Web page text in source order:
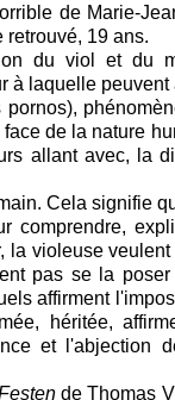
de Marie-
retrouvé, 19 ans.
du viol et du
à laquelle
de la nature
allant avec, la
Cela signifie
comprendre,
la violeuse
pas se la
affirment
héritée,
et l'abjection
de Thomas